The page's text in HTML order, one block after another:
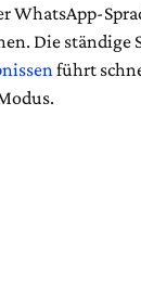
WhatsApp-
Die ständige
führt